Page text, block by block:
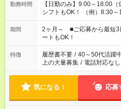
勤務時間
【日勤のみ】9:00～18:00（休憩60分） ■ご希
シフトもOK！ （例）
「家族とお休みを合わせた
たい」 「できれば残業はし
えてくださいね。 ※Wワーク希望の方へ 今ご覧のお仕事で希望
する勤務時間と、もう1つ
間を超える場合は応募でき
期間
2ヶ月～ ■ご応募から最短
ートもOK！
特徴 履歴書不要 / 40～50代活躍
上の大量募集 / 電話対応なし
気になる！ 応募